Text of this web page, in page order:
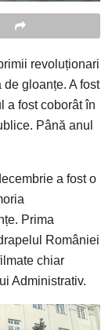
revoluționari
gloanțe. A fost
a fost coborât în
Până anul
a fost o
Prima
României
chiar
Administrativ.